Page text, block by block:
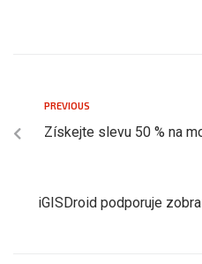
PREVIOUS
Získejte slevu 50 % na
iGISDroid podporuje